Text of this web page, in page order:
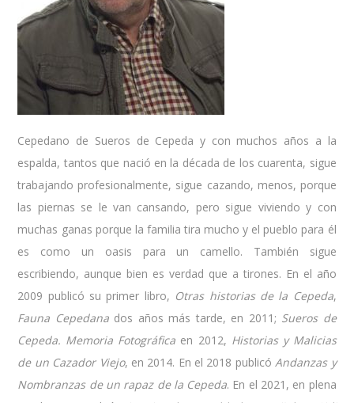
Cepedano de Sueros de Cepeda y con muchos años a la
espalda, tantos que nació en la década de los cuarenta, sigue
trabajando profesionalmente, sigue cazando, menos, porque
las piernas se le van cansando, pero sigue viviendo y con
muchas ganas porque la familia tira mucho y el pueblo para él
es como un oasis para un camello. También sigue
escribiendo, aunque bien es verdad que a tirones. En el año
2009 publicó su primer libro, Otras historias de la Cepeda,
Fauna Cepedanados años más tarde, en 2011; Sueros de
Cepeda. Memoria Fotográfica en 2012, Historias y Malicias
de un Cazador Viejo, en 2014. En el 2018 publicó Andanzas y
Nombranzas de un rapaz de la Cepeda. En el 2021, en plena